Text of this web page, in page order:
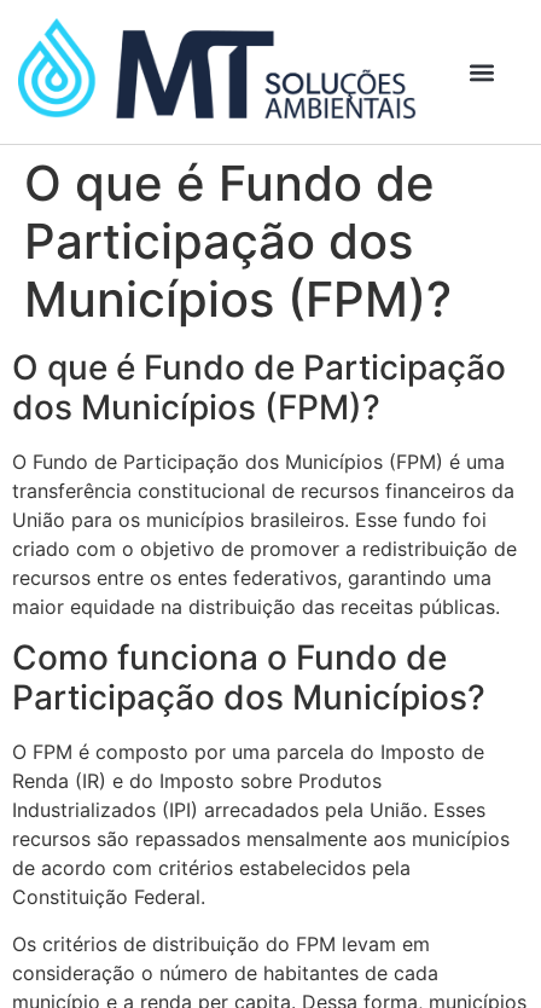
O que é Fundo de
Participação dos
Municípios (FPM)?
O que é Fundo de Participação
dos Municípios (FPM)?
O Fundo de Participação dos Municípios (FPM) é uma
transferência constitucional de recursos financeiros da
União para os municípios brasileiros. Esse fundo foi
criado com o objetivo de promover a redistribuição de
recursos entre os entes federativos, garantindo uma
maior equidade na distribuição das receitas públicas.
Como funciona o Fundo de
Participação dos Municípios?
O FPM é composto por uma parcela do Imposto de
Renda (IR) e do Imposto sobre Produtos
Industrializados (IPI) arrecadados pela União. Esses
recursos são repassados mensalmente aos municípios
de acordo com critérios estabelecidos pela
Constituição Federal.
Os critérios de distribuição do FPM levam em
consideração o número de habitantes de cada
município e a renda per capita. Dessa forma, municípios